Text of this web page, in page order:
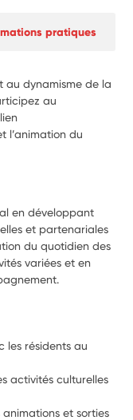
pratiques
au dynamisme de la
au
l’animation du
en développant
et partenariales
du quotidien des
variées et en
les résidents au
activités culturelles
et sorties